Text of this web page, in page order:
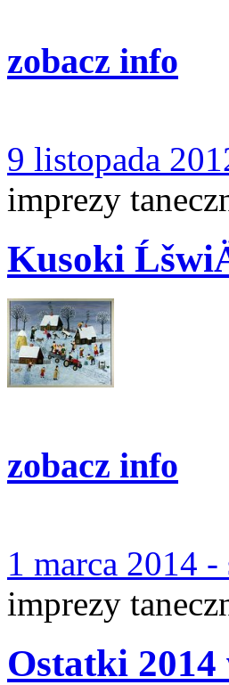
zobacz info
9 listopada
imprezy
Kusoki
zobacz info
1 marca 2014
imprezy
Ostatki